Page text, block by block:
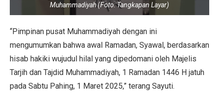
Muhammadiyah (Foto: Tangkapan Layar)
“Pimpinan pusat Muhammadiyah dengan ini
mengumumkan bahwa awal Ramadan, Syawal, berdasarkan
hisab hakiki wujudul hilal yang dipedomani oleh Majelis
Tarjih dan Tajdid Muhammadiyah, 1 Ramadan 1446 H jatuh
pada Sabtu Pahing, 1 Maret 2025,” terang Sayuti.